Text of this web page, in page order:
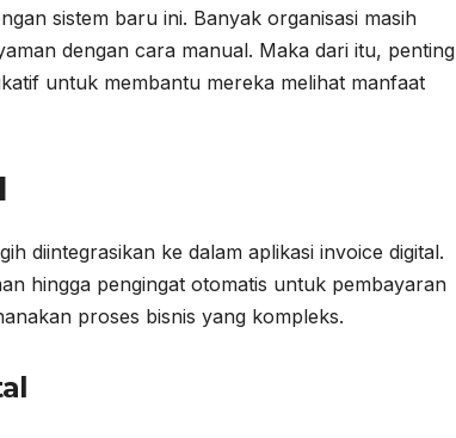
sistem baru ini. Banyak organisasi masih
dengan cara manual. Maka dari itu, penting
untuk membantu mereka melihat manfaat
diintegrasikan ke dalam aplikasi invoice digital.
hingga pengingat otomatis untuk pembayaran
proses bisnis yang kompleks.